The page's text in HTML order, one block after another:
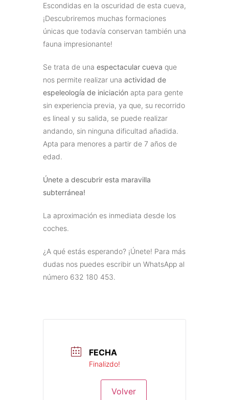
Escondidas en la oscuridad de esta cueva,
¡Descubriremos muchas formaciones
únicas que todavía conservan también una
fauna impresionante!
Se trata de una espectacular cueva que
nos permite realizar una actividad de
espeleología de iniciación apta para gente
sin experiencia previa, ya que, su recorrido
es lineal y su salida, se puede realizar
andando, sin ninguna dificultad añadida.
Apta para menores a partir de 7 años de
edad.
Únete a descubrir esta maravilla
subterránea!
La aproximación es inmediata desde los
coches.
¿A qué estás esperando? ¡Únete! Para más
dudas nos puedes escribir un WhatsApp al
número 632 180 453.
FECHA
Finalizdo!
Volver